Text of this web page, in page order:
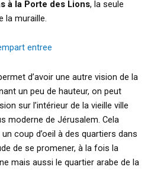
à la Porte des Lions, la seule
la muraille.
d’avoir une autre vision de la
un peu de hauteur, on peut
sur l’intérieur de la vieille ville
moderne de Jérusalem. Cela
coup d’oeil à des quartiers dans
de se promener, à la fois la
mais aussi le quartier arabe de la